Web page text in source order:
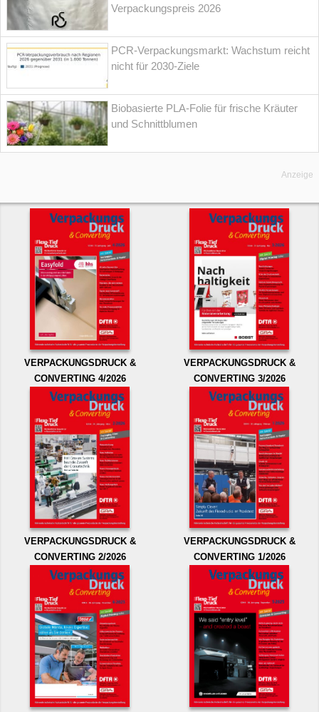
Verpackungspreis 2026
PCR-Verpackungsmarkt: Wachstum reicht
nicht für 2030-Ziele
Biobasierte PLA-Folie für frische Kräuter
und Schnittblumen
Anzeige
VERPACKUNGSDRUCK &
CONVERTING 4/2026
VERPACKUNGSDRUCK &
CONVERTING 3/2026
VERPACKUNGSDRUCK &
CONVERTING 2/2026
VERPACKUNGSDRUCK &
CONVERTING 1/2026